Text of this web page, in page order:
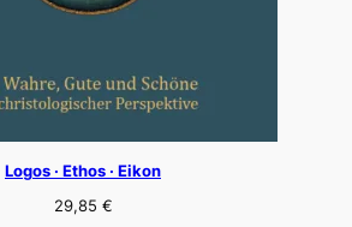
Logos · Ethos · Eikon
29,85 €